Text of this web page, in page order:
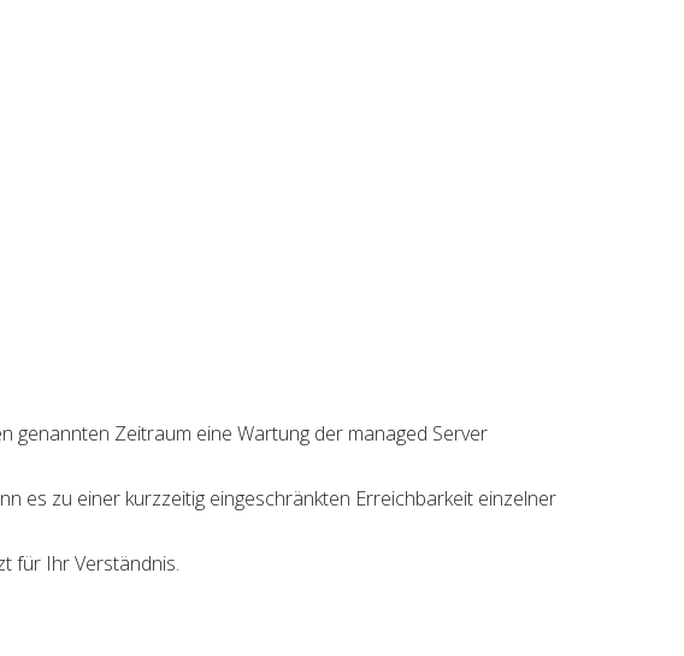
genannten Zeitraum eine Wartung der managed Server
es zu einer kurzzeitig eingeschränkten Erreichbarkeit einzelner
für Ihr Verständnis.